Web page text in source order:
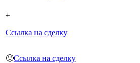
+
Ссылка на сделку
🙂Ссылка на сделку